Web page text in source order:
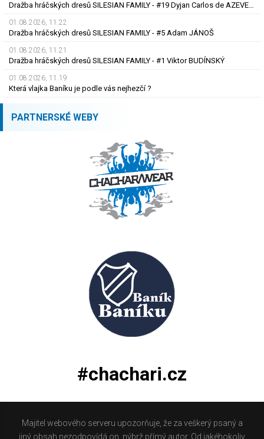
Dražba hráčských dresů SILESIAN FAMILY - #19 Dyjan Carlos de AZEVEDO
01.08.2026, 11.22
Dražba hráčských dresů SILESIAN FAMILY - #5 Adam JÁNOŠ
01.08.2026, 11.21
Dražba hráčských dresů SILESIAN FAMILY - #1 Viktor BUDÍNSKÝ
01.08.2026, 11.19
Která vlajka Baníku je podle vás nejhezčí ?
PARTNERSKÉ WEBY
#chachari.cz
Majitel webového serveru upozorňuje, že za veškerý psaný a
jiný obsah nezodpovídá on, nýbrž přímý autor. Od jakéhokoliv